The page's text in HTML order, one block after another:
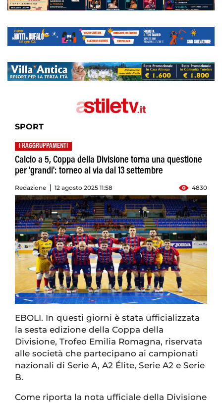
SPORT
I RAGGRUPPAMENTI
Calcio a 5, Coppa della Divisione torna una questione
per 'grandi': torneo al via dal 13 settembre
Redazione 12 agosto 2025 11:58 4830
EBOLI. In questi giorni è stata ufficializzata
la sesta edizione della Coppa della
Divisione, Trofeo Emilia Romagna, riservata
alle società che partecipano ai campionati
nazionali di Serie A, A2 Élite, Serie A2 e Serie
B.
Come riporta la nota ufficiale della Divisione